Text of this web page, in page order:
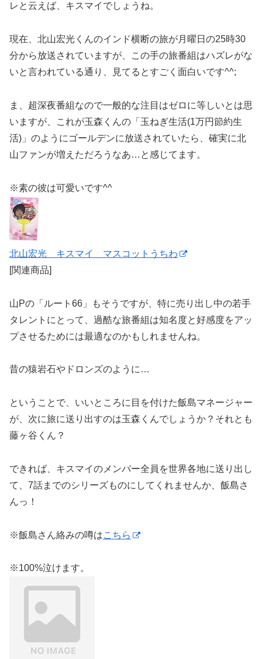
レと云えば、キスマイでしょうね。
現在、北山宏光くんのインド横断の旅が月曜日の25時30
分から放送されていますが、この手の旅番組はハズレがな
いと言われている通り、見てるとすごく面白いです^^;
ま、超深夜番組なので一般的な注目はゼロに等しいとは思
いますが、これが玉森くんの「玉ねぎ生活(1万円節約生
活)」のようにゴールデンに放送されていたら、確実に北
山ファンが増えただろうなあ…と感じてます。
※素の彼は可愛いです^^
北山宏光 キスマイ マスコットうちわ
[関連商品]
山Pの「ルート66」もそうですが、特に売り出し中の若手
タレントにとって、過酷な旅番組は知名度と好感度をアッ
プさせるためには最適なのかもしれませんね。
昔の猿岩石やドロンズのように…
ということで、いいところに目を付けた飯島マネージャー
が、次に旅に送り出すのは玉森くんでしょうか？それとも
藤ヶ谷くん？
できれば、キスマイのメンバー全員を世界各地に送り出し
て、7話までのシリーズものにしてくれませんか、飯島さ
んっ！
※飯島さん絡みの噂はこちら
※100%泣けます。